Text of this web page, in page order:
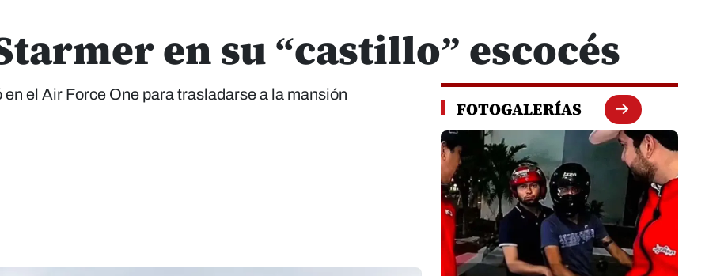
en su “castillo” escocés
el Air Force One para trasladarse a la mansión
FOTOGALERÍAS